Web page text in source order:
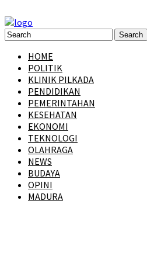
HOME
POLITIK
KLINIK PILKADA
PENDIDIKAN
PEMERINTAHAN
KESEHATAN
EKONOMI
TEKNOLOGI
OLAHRAGA
NEWS
BUDAYA
OPINI
MADURA